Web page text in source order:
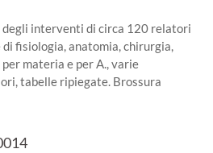
degli interventi di circa 120 relatori
fisiologia, anatomia, chirurgia,
materia e per A., varie
tabelle ripiegate. Brossura